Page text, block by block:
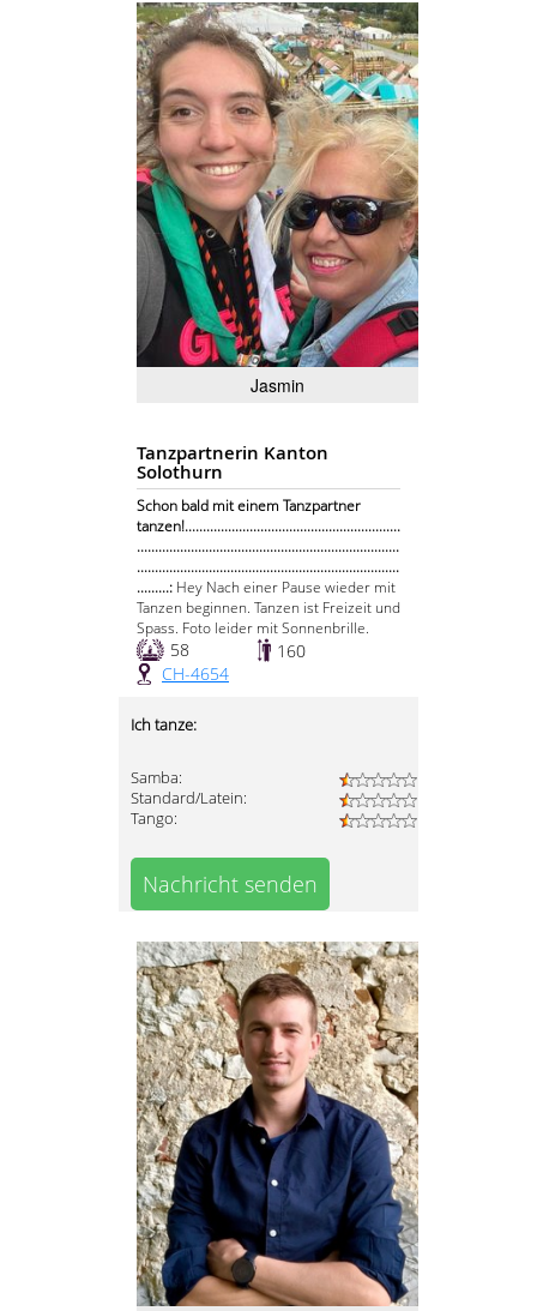
Jasmin
Tanzpartnerin Kanton
Solothurn
Schon bald mit einem Tanzpartner
tanzen!............................................................
.........................................................................
.........................................................................
.........: Hey Nach einer Pause wieder mit
Tanzen beginnen. Tanzen ist Freizeit und
Spass. Foto leider mit Sonnenbrille.
58
160
CH-4654
Ich tanze:
Samba:
Standard/Latein:
Tango:
Nachricht senden